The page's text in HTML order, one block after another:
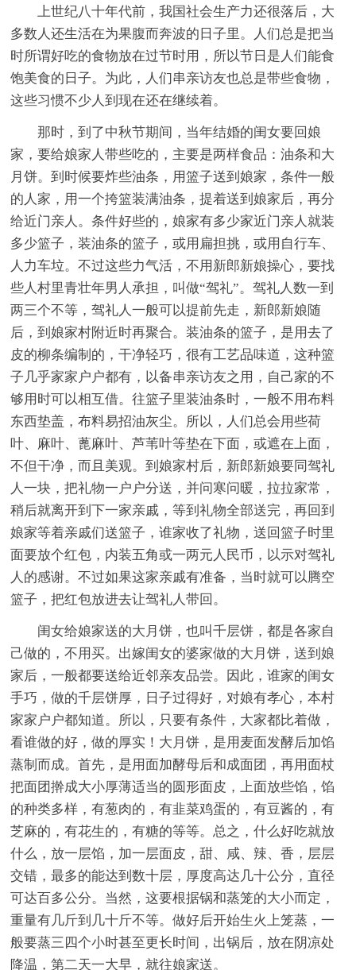
上世纪八十年代前，我国社会生产力还很落后，大
多数人还生活在为果腹而奔波的日子里。人们总是把当
时所谓好吃的食物放在过节时用，所以节日是人们能食
饱美食的日子。为此，人们串亲访友也总是带些食物，
这些习惯不少人到现在还在继续着。
那时，到了中秋节期间，当年结婚的闺女要回娘
家，要给娘家人带些吃的，主要是两样食品：油条和大
月饼。到时候要炸些油条，用篮子送到娘家，条件一般
的人家，用一个挎篮装满油条，提着送到娘家后，再分
给近门亲人。条件好些的，娘家有多少家近门亲人就装
多少篮子，装油条的篮子，或用扁担挑，或用自行车、
人力车垃。不过这些力气活，不用新郎新娘操心，要找
些人村里青壮年男人承担，叫做“驾礼”。驾礼人数一到
两三个不等，驾礼人一般可以提前先走，新郎新娘随
后，到娘家村附近时再聚合。装油条的篮子，是用去了
皮的柳条编制的，干净轻巧，很有工艺品味道，这种篮
子几乎家家户户都有，以备串亲访友之用，自己家的不
够用时可以相互借。往篮子里装油条时，一般不用布料
东西垫盖，布料易招油灰尘。所以，人们总会用些荷
叶、麻叶、蓖麻叶、芦苇叶等垫在下面，或遮在上面，
不但干净，而且美观。到娘家村后，新郎新娘要同驾礼
人一块，把礼物一户户分送，并问寒问暖，拉拉家常，
稍后就离开到下一家亲戚，等到礼物全部送完，再回到
娘家等着亲戚们送篮子，谁家收了礼物，送回篮子时里
面要放个红包，内装五角或一两元人民币，以示对驾礼
人的感谢。不过如果这家亲戚有准备，当时就可以腾空
篮子，把红包放进去让驾礼人带回。
闺女给娘家送的大月饼，也叫千层饼，都是各家自
己做的，不用买。出嫁闺女的婆家做的大月饼，送到娘
家后，一般都要送给近邻亲友品尝。因此，谁家的闺女
手巧，做的千层饼厚，日子过得好，对娘有孝心，本村
家家户户都知道。所以，只要有条件，大家都比着做，
看谁做的好，做的厚实！大月饼，是用麦面发酵后加馅
蒸制而成。首先，是用面加酵母后和成面团，再用面杖
把面团擀成大小厚薄适当的圆形面皮，上面放些馅，馅
的种类多样，有葱肉的，有韭菜鸡蛋的，有豆酱的，有
芝麻的，有花生的，有糖的等等。总之，什么好吃就放
什么，放一层馅，加一层面皮，甜、咸、辣、香，层层
交错，最多的能达到数十层，厚度高达几十公分，直径
可达百多公分。当然，这要根据锅和蒸笼的大小而定，
重量有几斤到几十斤不等。做好后开始生火上笼蒸，一
般要蒸三四个小时甚至更长时间，出锅后，放在阴凉处
降温，第二天一大早，就往娘家送。